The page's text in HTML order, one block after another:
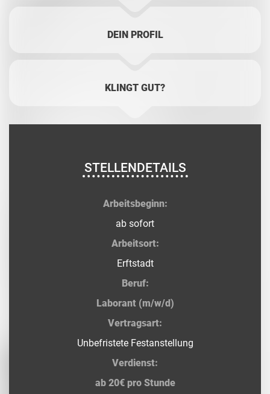
DEIN PROFIL
KLINGT GUT?
STELLENDETAILS
Arbeitsbeginn:
ab sofort
Arbeitsort:
Erftstadt
Beruf:
Laborant (m/w/d)
Vertragsart:
Unbefristete Festanstellung
Verdienst:
ab 20€ pro Stunde